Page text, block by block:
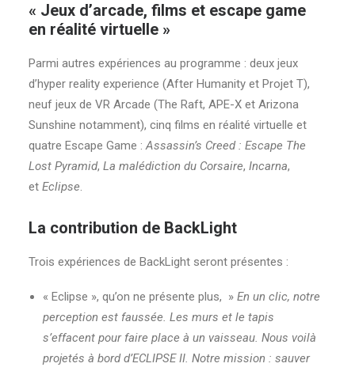
« Jeux d’arcade, films et escape game
en réalité virtuelle »
Parmi autres expériences au programme : deux jeux
d’hyper reality experience (After Humanity et Projet T),
neuf jeux de VR Arcade (The Raft, APE-X et Arizona
Sunshine notamment), cinq films en réalité virtuelle et
quatre Escape Game :Assassin’s Creed : Escape The
Lost Pyramid, La malédiction du Corsaire, Incarna,
et Eclipse.
La contribution de BackLight
Trois expériences de BackLight seront présentes :
« Eclipse », qu’on ne présente plus, » En un clic, notre
perception est faussée. Les murs et le tapis
s’effacent pour faire place à un vaisseau. Nous voilà
projetés à bord d’ECLIPSE II. Notre mission : sauver